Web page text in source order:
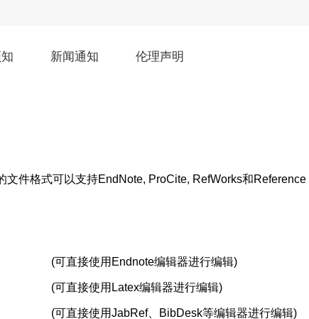
新闻通知 伦理声明
件格式可以支持EndNote, ProCite, RefWorks和
(可直接使用Endnote编辑器进行编辑)
(可直接使用Latex编辑器进行编辑)
(可直接使用JabRef、BibDesk等编辑器进行编辑)